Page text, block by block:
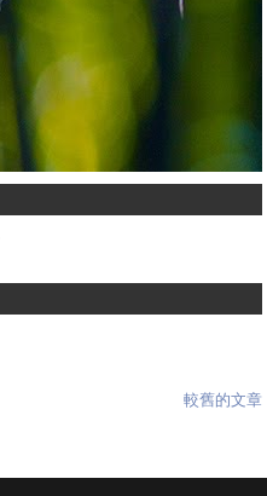
較舊的文章